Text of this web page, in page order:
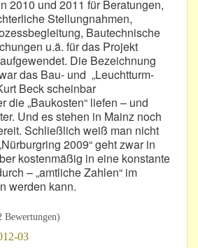
2010 und 2011 für Beratungen,
Stellungnahmen,
Bautechnische
u.ä. für das Projekt
Die Bezeichnung
das Bau- und „Leuchtturm-
Beck scheinbar
die „Baukosten“ liefen – und
Und es stehen in Mainz noch
Schließlich weiß man nicht
2009“ geht zwar in
kostenmäßig in eine konstante
– „amtliche Zahlen“ im
werden kann.
Bewertungen)
03